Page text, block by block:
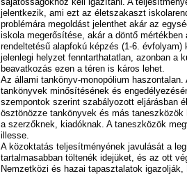
jelentkezik, ami ezt az életszakaszt
problémára megoldást jelenthet akár az
iskola megerősítése, akár a döntő
rendeltetésű alapfokú képzés (1-6. évfolyam)
jelenlegi helyzet fenntarthatatlan, azonban a
beavatkozás ezen a téren is káros lehet.
Az állami tankönyv-monopólium
tankönyvek minősítésének és
szempontok szerint szabályozott eljárásban
ösztönözze tankönyvek és más taneszközök
a szerzőknek, kiadóknak. A taneszközök
illesse.
A közoktatás teljesítményének javulását a
tartalmasabban töltenék idejüket, és az ott
Nemzetközi és hazai tapasztalatok igazolják,